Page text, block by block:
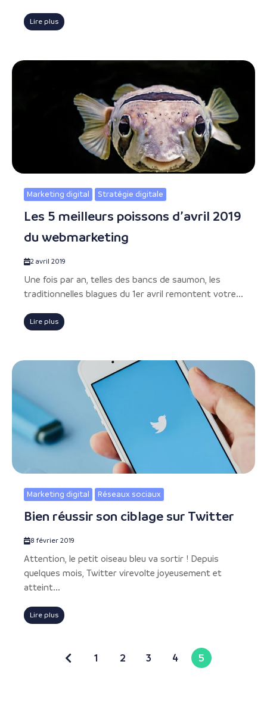
Lire plus
Marketing digital Stratégie digitale
Les 5 meilleurs poissons d’avril 2019
du webmarketing
2 avril 2019
Une fois par an, telles des bancs de saumon, les
traditionnelles blagues du 1er avril remontent votre...
Lire plus
Marketing digital Réseaux sociaux
Bien réussir son ciblage sur Twitter
8 février 2019
Attention, le petit oiseau bleu va sortir ! Depuis
quelques mois, Twitter virevolte joyeusement et
atteint...
Lire plus
1 2 3 4 5